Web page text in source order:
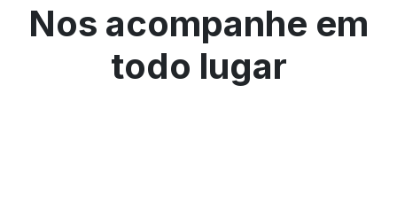
Nos acompanhe em
todo lugar